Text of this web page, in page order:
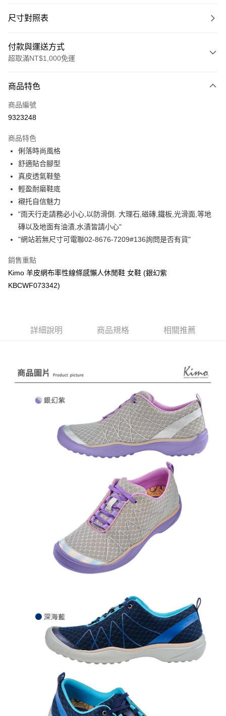
尺寸對照表
付款與運送方式
超取滿NT$1,000免運
信用卡一次付款
信用卡分期付款
合作金庫商業銀行
華南商業銀行
上海商業儲蓄銀行
國泰世華商業銀行
臺灣中小企業銀行
匯豐（台灣）商業銀行
聯邦商業銀行
元大商業銀行
永豐商業銀行
玉山商業銀行
台新國際商業銀行
中國信託商業銀行
超商取貨付款
LINE Pay
Apple Pay
街口支付
Google Pay
AFTEE先享後付
相關說明
【關於「AFTEE先享後付」】
AFTEE先享後付是「在收到商品之後才付款」的支付方式。 讓您購物簡單
３．安心：先確認商品／服務後，再付款。
２．訂單成立數日內，您將收到繳費通知簡訊。
３．收到繳費通知簡訊後14天內，點擊此簡訊中的連結，可透過四大超商／
ATM／網路銀行／等多元方式進行付款，方視為交易完成。
※ 請注意：結帳手續完成當下不需立刻繳費，但若您需要取消訂單，請聯絡
購買商品的店家。未經商家同意取消之訂單仍視為有效，需透過AFTEE先享
※ 交易是否成功請以「AFTEE先享後付 」之結帳頁面顯示為準，若有關於
是否繳費成功／繳費後需取消欲退款等相關疑問，請聯繫「AFTEE先享後付
https://netprotections.freshdesk.com/support/home
１．透過由恩沛科技股份有限公司提供之「AFTEE先享後付」服務完成之交
易，需依本服務之必要範圍內提供個人資料，並將交易相關給付款項請求債
２．關於個人資料處理事宜，請瀏覽以下網址：
３．未成年的使用者請事先徵得法定代理人或監護人之同意方可使用
「AFTEE先享後付」，若未經同意申辦者引起之損失，本公司不負相關責
４．使用「AFTEE先享後付」時，將依據個別帳號之用戶狀況，依本公司即
時審查核予不同之上限額度；若仍有額度不足之情形，本公司將視審查結果
請求用戶進行身份認證。
５．嚴禁一人註冊多個帳號或使用他人資訊註冊。若發現惡意使用之情形，
ATM付款
運送方式
7-11取貨付款
每筆NT$60，滿NT$1,000(含以上)免運費
每筆NT$90，滿NT$1,000(含以上)免運費
每筆NT$60，滿NT$1,000(含以上)免運費
商品特色
商品編號
9323248
商品特色
俐落時尚風格
舒適貼合腳型
真皮透氣鞋墊
輕盈耐磨鞋底
襯托自信魅力
"雨天行走請務必小心,以防滑倒. 大理石,磁磚,鐵板,光滑面,等地
磚以及地面有油漬,水漬皆請小心"
"網站若無尺寸可電聯02-8676-7209#136詢問是否有貨"
銷售重點
Kimo 羊皮網布率性線條感懶人休閒鞋 女鞋 (銀幻紫
KBCWF073342)
詳細說明 商品規格 相關推薦